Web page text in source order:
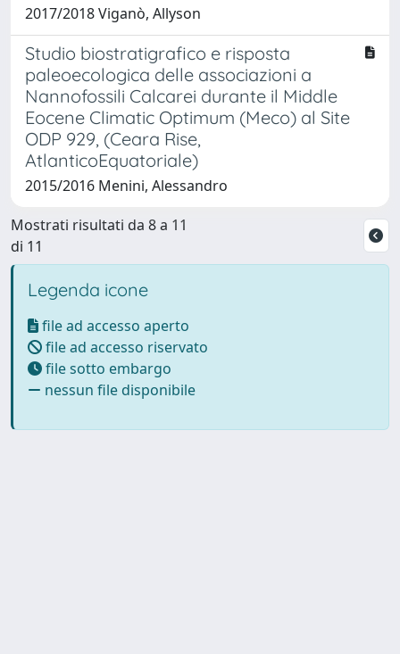
2017/2018 Viganò, Allyson
Studio biostratigrafico e risposta
paleoecologica delle associazioni a
Nannofossili Calcarei durante il Middle
Eocene Climatic Optimum (Meco) al Site
ODP 929, (Ceara Rise,
AtlanticoEquatoriale)
2015/2016 Menini, Alessandro
Mostrati risultati da 8 a 11
di 11
Legenda icone
file ad accesso aperto
file ad accesso riservato
file sotto embargo
nessun file disponibile